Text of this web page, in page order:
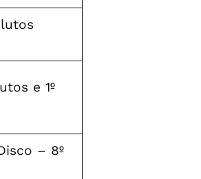
e 1º
– 8º